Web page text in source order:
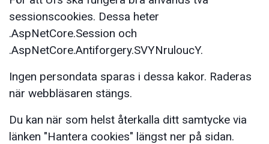
sessionscookies. Dessa heter
.AspNetCore.Session och
.AspNetCore.Antiforgery.SVYNruloucY.
Ingen persondata sparas i dessa kakor. Raderas
när webbläsaren stängs.
Du kan när som helst återkalla ditt samtycke via
länken "Hantera cookies" längst ner på sidan.